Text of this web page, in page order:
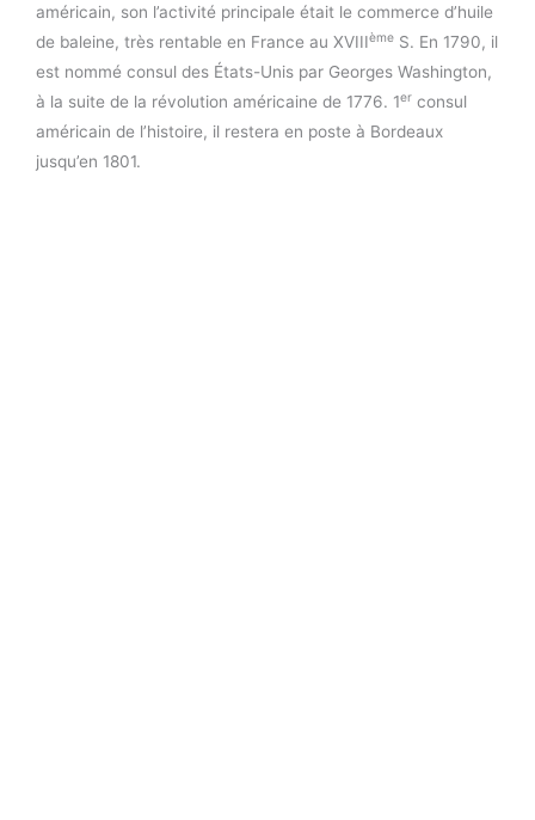
américain, son l’activité principale était le commerce d’huile
de baleine, très rentable en France au XVIIIème S. En 1790, il
est nommé consul des États-Unis par Georges Washington,
à la suite de la révolution américaine de 1776. 1er consul
américain de l’histoire, il restera en poste à Bordeaux
jusqu’en 1801.